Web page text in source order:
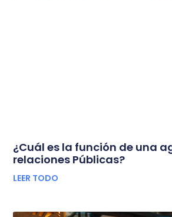
¿Cuál es la función de una
relaciones Públicas?
LEER TODO